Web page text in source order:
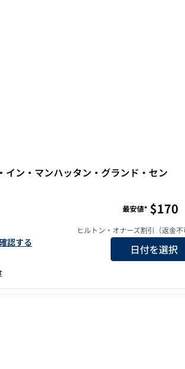
ンの詳細を見る
イン・マンハッタン・グランド・セン
ン・マンハッタン・グランド・セントラルの詳
認する
最安値* $170
ヒルトン・オナーズ割引（返金不
日付を選択
1